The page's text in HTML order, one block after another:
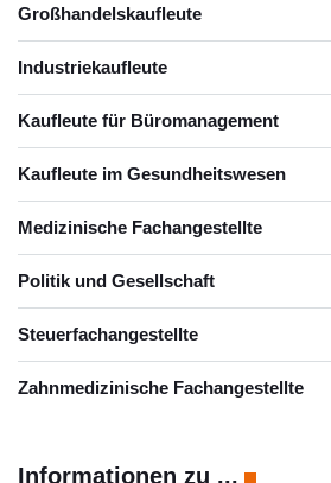
Großhandelskaufleute
Industriekaufleute
Kaufleute für Büromanagement
Kaufleute im Gesundheitswesen
Medizinische Fachangestellte
Politik und Gesellschaft
Steuerfachangestellte
Zahnmedizinische Fachangestellte
Informationen zu ...